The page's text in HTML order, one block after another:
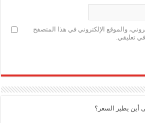
والموقع الإلكتروني في هذا المتصفح
تعليقي.
أين يطير السعر؟